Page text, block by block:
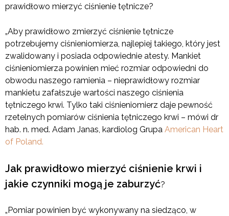
prawidłowo mierzyć ciśnienie tętnicze?
„Aby prawidłowo zmierzyć ciśnienie tętnicze
potrzebujemy ciśnieniomierza, najlepiej takiego, który jest
zwalidowany i posiada odpowiednie atesty. Mankiet
ciśnieniomierza powinien mieć rozmiar odpowiedni do
obwodu naszego ramienia – nieprawidłowy rozmiar
mankietu zafałszuje wartości naszego ciśnienia
tętniczego krwi. Tylko taki ciśnieniomierz daje pewność
rzetelnych pomiarów ciśnienia tętniczego krwi – mówi dr
hab. n. med. Adam Janas, kardiolog Grupa American Heart
of Poland.
Jak prawidłowo mierzyć ciśnienie krwi i
jakie czynniki mogą je zaburzyć?
„Pomiar powinien być wykonywany na siedząco, w